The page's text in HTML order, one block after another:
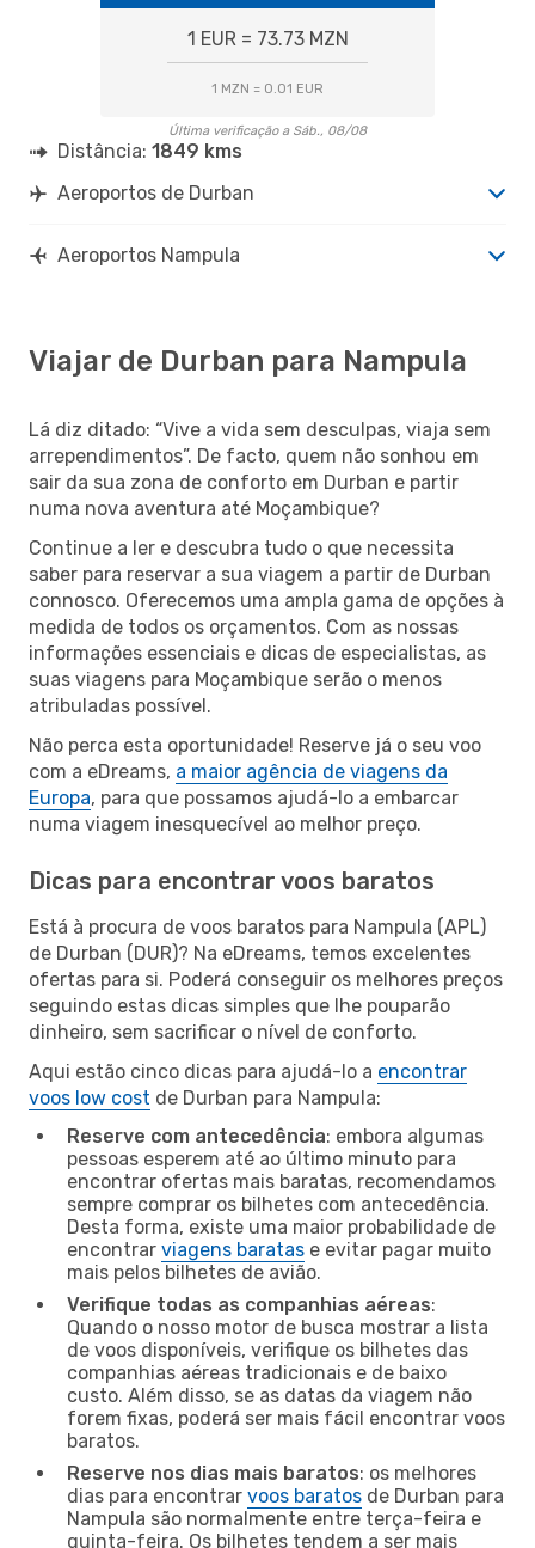
1 EUR = 73.73 MZN
1 MZN = 0.01 EUR
Última verificação a Sáb., 08/08
Distância: 1849 kms
Aeroportos de Durban
Aeroportos Nampula
Viajar de Durban para Nampula
Lá diz ditado: “Vive a vida sem desculpas, viaja sem
arrependimentos”. De facto, quem não sonhou em
sair da sua zona de conforto em Durban e partir
numa nova aventura até Moçambique?
Continue a ler e descubra tudo o que necessita
saber para reservar a sua viagem a partir de Durban
connosco. Oferecemos uma ampla gama de opções à
medida de todos os orçamentos. Com as nossas
informações essenciais e dicas de especialistas, as
suas viagens para Moçambique serão o menos
atribuladas possível.
Não perca esta oportunidade! Reserve já o seu voo
com a eDreams, a maior agência de viagens da
Europa, para que possamos ajudá-lo a embarcar
numa viagem inesquecível ao melhor preço.
Dicas para encontrar voos baratos
Está à procura de voos baratos para Nampula (APL)
de Durban (DUR)? Na eDreams, temos excelentes
ofertas para si. Poderá conseguir os melhores preços
seguindo estas dicas simples que lhe pouparão
dinheiro, sem sacrificar o nível de conforto.
Aqui estão cinco dicas para ajudá-lo a encontrar
voos low cost de Durban para Nampula:
Reserve com antecedência: embora algumas
pessoas esperem até ao último minuto para
encontrar ofertas mais baratas, recomendamos
sempre comprar os bilhetes com antecedência.
Desta forma, existe uma maior probabilidade de
encontrar viagens baratas e evitar pagar muito
mais pelos bilhetes de avião.
Verifique todas as companhias aéreas:
Quando o nosso motor de busca mostrar a lista
de voos disponíveis, verifique os bilhetes das
companhias aéreas tradicionais e de baixo
custo. Além disso, se as datas da viagem não
forem fixas, poderá ser mais fácil encontrar voos
baratos.
Reserve nos dias mais baratos: os melhores
dias para encontrar voos baratos de Durban para
Nampula são normalmente entre terça-feira e
quinta-feira. Os bilhetes tendem a ser mais